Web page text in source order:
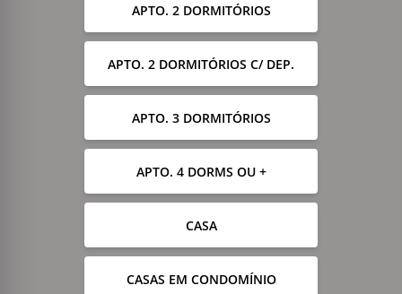
APTO. 2 DORMITÓRIOS
APTO. 2 DORMITÓRIOS C/ DEP.
APTO. 3 DORMITÓRIOS
APTO. 4 DORMS OU +
CASA
CASAS EM CONDOMÍNIO